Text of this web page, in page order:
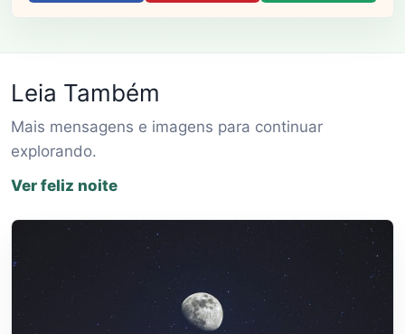
Leia Também
Mais mensagens e imagens para continuar
explorando.
Ver feliz noite